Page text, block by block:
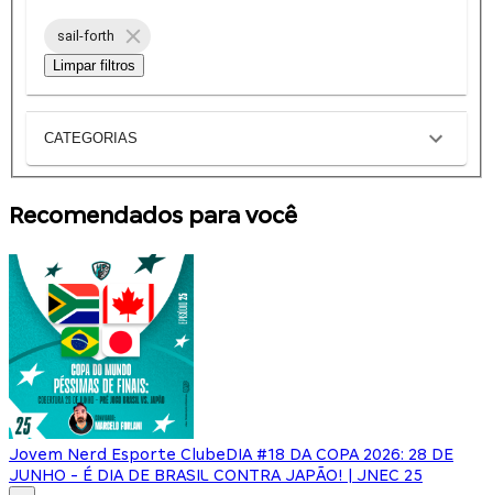
sail-forth
Limpar filtros
CATEGORIAS
Recomendados para você
Jovem Nerd Esporte ClubeDIA #18 DA COPA 2026: 28 DE
JUNHO - É DIA DE BRASIL CONTRA JAPÃO! | JNEC 25